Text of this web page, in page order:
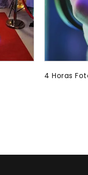
4 Horas